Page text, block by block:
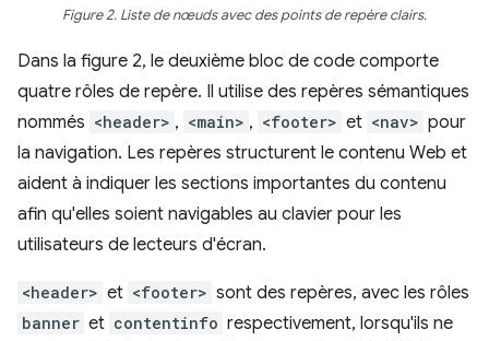
Figure 2. Liste de nœuds avec des points de repère clairs.
Dans la figure 2, le deuxième bloc de code comporte
quatre rôles de repère. Il utilise des repères sémantiques
nommés <header> , <main> , <footer> et <nav> pour
la navigation. Les repères structurent le contenu Web et
aident à indiquer les sections importantes du contenu
afin qu'elles soient navigables au clavier pour les
utilisateurs de lecteurs d'écran.
<header> et <footer> sont des repères, avec les rôles
banner et contentinfo respectivement, lorsqu'ils ne